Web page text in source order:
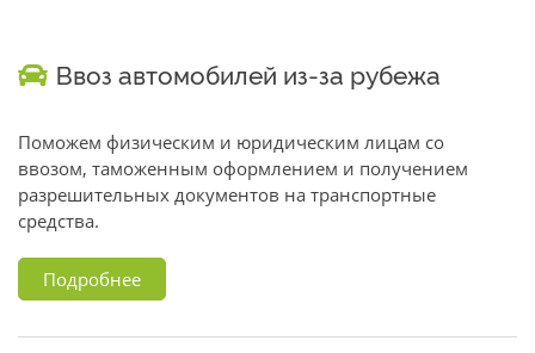
Ввоз автомобилей из-за рубежа
Поможем физическим и юридическим лицам со
ввозом, таможенным оформлением и получением
разрешительных документов на транспортные
средства.
Подробнее